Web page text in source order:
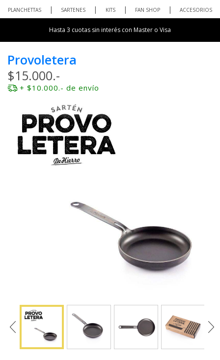
PLANCHETTAS SARTENES KITS FAN SHOP ACCESORIOS
Hasta 3 cuotas sin interés con Master o Visa
Provoletera
$15.000.-
+ $10.000.- de envío